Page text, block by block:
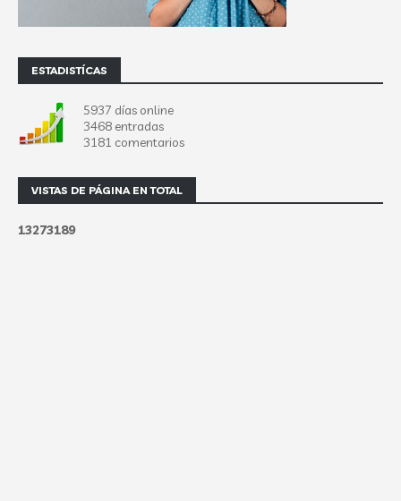
ESTADISTÍCAS
5937 días online
3468 entradas
3181 comentarios
VISTAS DE PÁGINA EN TOTAL
13273189